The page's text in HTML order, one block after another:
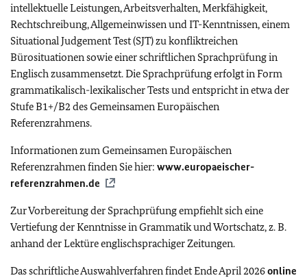
intellektuelle Leistungen, Arbeitsverhalten, Merkfähigkeit,
Rechtschreibung, Allgemeinwissen und IT-Kenntnissen, einem
Situational Judgement Test (SJT) zu konfliktreichen
Bürosituationen sowie einer schriftlichen Sprachprüfung in
Englisch zusammensetzt. Die Sprachprüfung erfolgt in Form
grammatikalisch-lexikalischer Tests und entspricht in etwa der
Stufe B1+/B2 des Gemeinsamen Europäischen
Referenzrahmens.
Informationen zum Gemeinsamen Europäischen
Referenzrahmen finden Sie hier: www.europaeischer-
referenzrahmen.de
Zur Vorbereitung der Sprachprüfung empfiehlt sich eine
Vertiefung der Kenntnisse in Grammatik und Wortschatz, z. B.
anhand der Lektüre englischsprachiger Zeitungen.
Das schriftliche Auswahlverfahren findet Ende April 2026online